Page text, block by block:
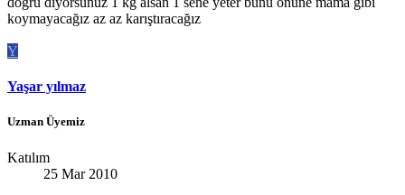
koymayacağız az az karıştıracağız
Y
Yaşar yılmaz
Uzman Üyemiz
Katılım
25 Mar 2010